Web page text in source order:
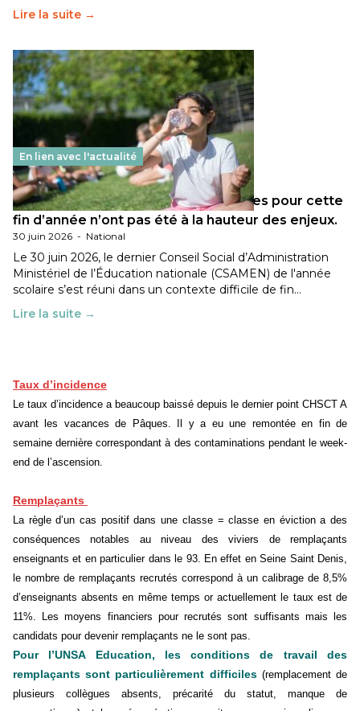
Lire la suite →
En lien avec l'actualité
Les décisions ministérielles attendues pour cette
fin d’année n’ont pas été à la hauteur des enjeux.
30 juin 2026 - National
Le 30 juin 2026, le dernier Conseil Social d’Administration
Ministériel de l’Éducation nationale (CSAMEN) de l'année
scolaire s’est réuni dans un contexte difficile de fin…
Lire la suite →
Taux d’incidence
Le taux d’incidence a beaucoup baissé depuis le dernier point CHSCT A
avant les vacances de Pâques. Il y a eu une remontée en fin de
semaine dernière correspondant à des contaminations pendant le week-
end de l’ascension.
Remplaçants
La règle d’un cas positif dans une classe = classe en éviction a des
conséquences notables au niveau des viviers de remplaçants
enseignants et en particulier dans le 93. En effet en Seine Saint Denis,
le nombre de remplaçants recrutés correspond à un calibrage de 8,5%
d’enseignants absents en même temps or actuellement le taux est de
11%. Les moyens financiers pour recrutés sont suffisants mais les
candidats pour devenir remplaçants ne le sont pas.
Pour l’UNSA Education, lesconditions de travail des
remplaçants sont particulièrement difficiles(remplacement de
plusieurs collègues absents, précarité du statut, manque de